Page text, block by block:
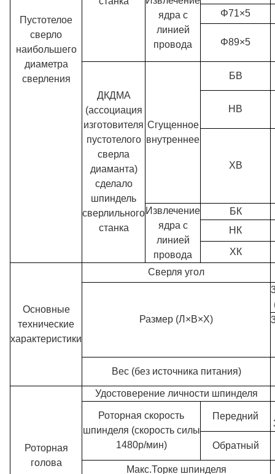
Пустотелое
сверло
наибольшего
диаметра
сверления
ядра с
линией
провода
Φ71×5
Φ89×5
ДКДМА
(ассоциация
изготовителя
пустотелого
сверла
диаманта)
сделало
шпиндель
сверлильного
станка
Сгущенное
внутреннее
БВ
НВ
ХВ
Извлечение
ядра с
линией
провода
БК
НК
ХК
Основные
технические
характеристики
Сверля угол
Размер (Л×В×Х)
Вес (без источника питания)
Роторная
голова
Удостоверение личности шпинделя
Роторная скорость
шпинделя (скорость силы
1480р/мин)
Передний
Обратный
Макс.Торке шпинделя